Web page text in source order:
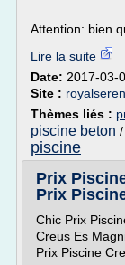
Attention: bien
Lire la suite
Date: 2017-03-
Site :
Thèmes liés :
piscine beton /
piscine
Prix
Prix
Chic Prix
Creus Es
Prix Piscine